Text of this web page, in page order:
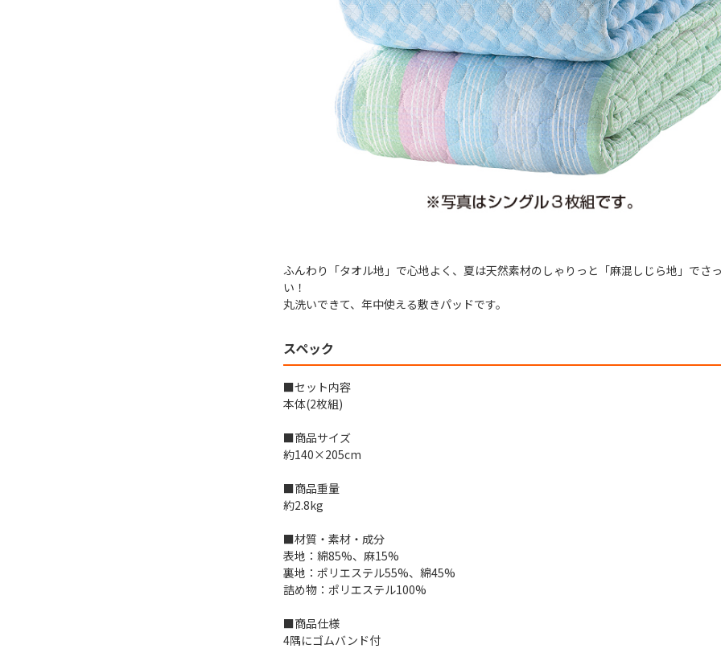
ふんわり「タオル地」で心地よく、夏は天然素材のしゃりっと「麻混しじら地」でさ
い！
丸洗いできて、年中使える敷きパッドです。
スペック
■セット内容
本体(2枚組)
■商品サイズ
約140×205cm
■商品重量
約2.8kg
■材質・素材・成分
表地：綿85%、麻15%
裏地：ポリエステル55%、綿45%
詰め物：ポリエステル100%
■商品仕様
4隅にゴムバンド付